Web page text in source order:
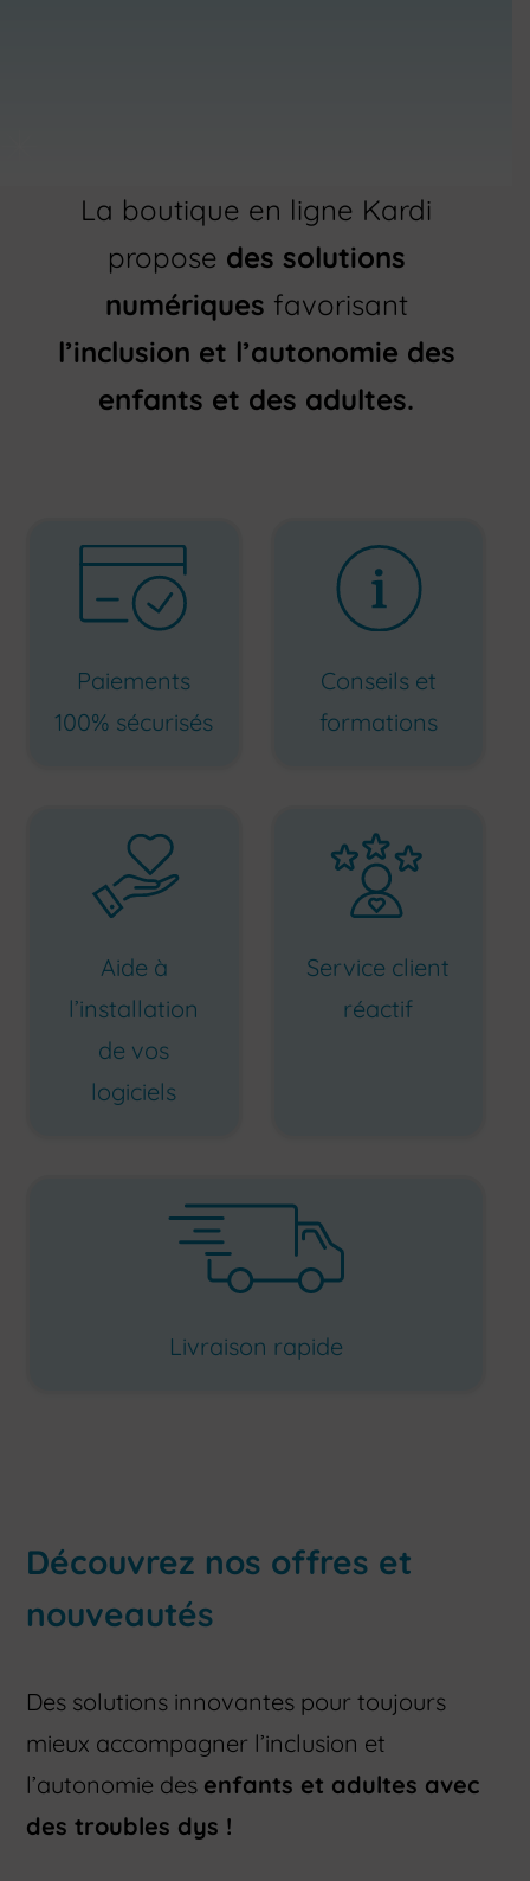
La boutique en ligne Kardi
propose des solutions
numériques favorisant
l’inclusion et l’autonomie des
enfants et des adultes.
Paiements
100% sécurisés
Conseils et
formations
Aide à
l’installation
de vos
logiciels
Service client
réactif
Livraison rapide
Découvrez nos offres et
nouveautés
Des solutions innovantes pour toujours
mieux accompagner l’inclusion et
l’autonomie des enfants et adultes avec
des troubles dys !